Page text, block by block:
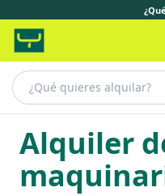
Alquiler